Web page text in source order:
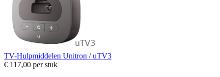
TV-Hulpmiddelen Unitron / uTV3
€ 117,00 per stuk